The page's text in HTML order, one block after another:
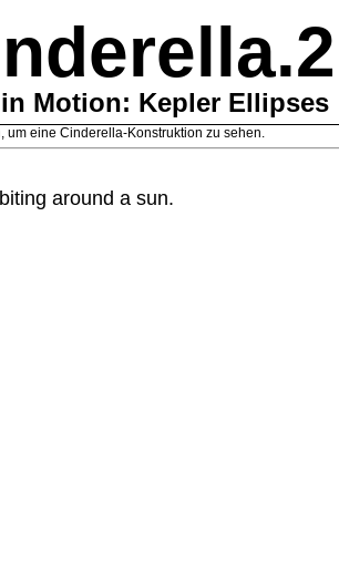
Motion: Kepler Ellipses
um eine Cinderella-Konstruktion zu sehen.
around a sun.